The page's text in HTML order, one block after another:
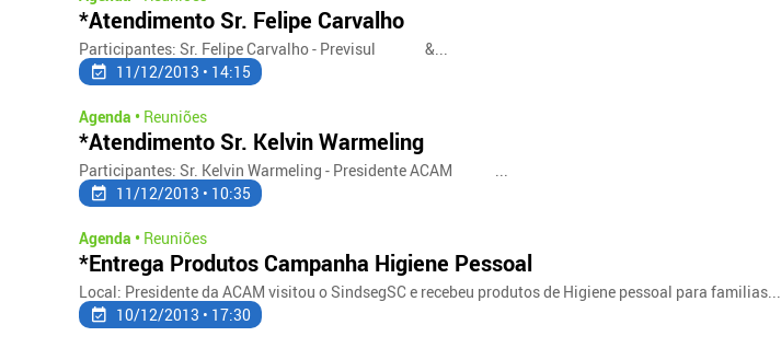
*Atendimento Sr. Felipe Carvalho
Participantes: Sr. Felipe Carvalho - Previsul &...
11/12/2013 • 14:15
Agenda • Reuniões
*Atendimento Sr. Kelvin Warmeling
Participantes: Sr. Kelvin Warmeling - Presidente ACAM ...
11/12/2013 • 10:35
Agenda • Reuniões
*Entrega Produtos Campanha Higiene Pessoal
Local: Presidente da ACAM visitou o SindsegSC e recebeu produtos de Higiene pessoal para familias...
10/12/2013 • 17:30